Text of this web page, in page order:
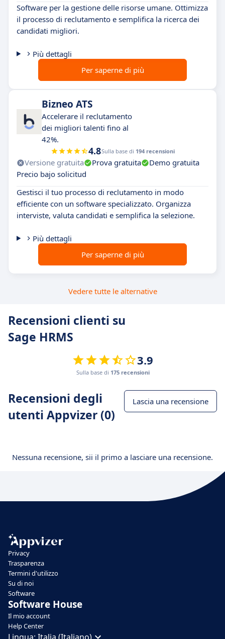
Software per la gestione delle risorse umane. Ottimizza
il processo di reclutamento e semplifica la ricerca dei
candidati migliori.
Più dettagli
Per saperne di più
Bizneo ATS
Accelerare il reclutamento
dei migliori talenti fino al
42%.
4.8Sulla base di 194 recensioni
Versione gratuita Prova gratuita
Demo gratuita
Precio bajo solicitud
Gestisci il tuo processo di reclutamento in modo
efficiente con un software specializzato. Organizza
interviste, valuta candidati e semplifica la selezione.
Più dettagli
Per saperne di più
Vedere tutte le alternative
Recensioni clienti su
Sage HRMS
3.9
Sulla base di 175 recensioni
Recensioni degli
utenti Appvizer (0)
Lascia una recensione
Nessuna recensione, sii il primo a lasciare una recensione.
Privacy
Trasparenza
Termini d'utilizzo
Su di noi
Software
Software House
Il mio account
Help Center